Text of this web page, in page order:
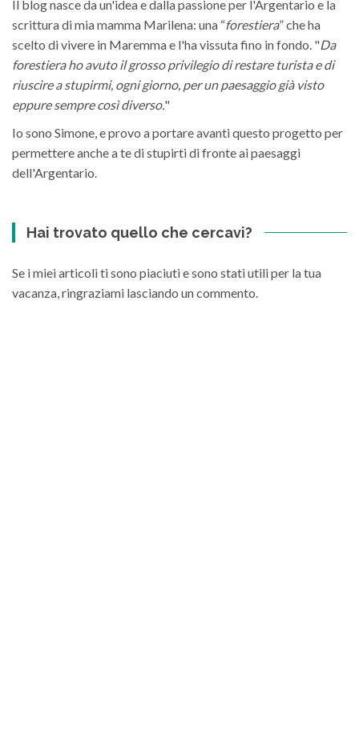
Il blog nasce da un'idea e dalla passione per l'Argentario e la
scrittura di mia mamma Marilena: una “forestiera” che ha
scelto di vivere in Maremma e l'ha vissuta fino in fondo. "Da
forestiera ho avuto il grosso privilegio di restare turista e di
riuscire a stupirmi, ogni giorno, per un paesaggio già visto
eppure sempre così diverso."
Io sono Simone, e provo a portare avanti questo progetto per
permettere anche a te di stupirti di fronte ai paesaggi
dell'Argentario.
Hai trovato quello che cercavi?
Se i miei articoli ti sono piaciuti e sono stati utili per la tua
vacanza, ringraziami lasciando un commento.